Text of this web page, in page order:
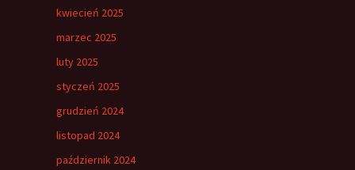
kwiecień 2025
marzec 2025
luty 2025
styczeń 2025
grudzień 2024
listopad 2024
październik 2024